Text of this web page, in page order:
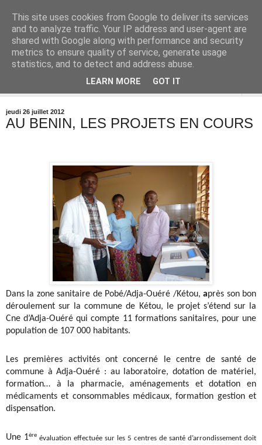
jeudi 26 juillet 2012
AU BENIN, LES PROJETS EN COURS
Dans la zone sanitaire de Pobé/Adja-Ouéré /Kétou, après son bon
déroulement sur la commune de Kétou, le projet s’étend sur la
Cne d’Adja-Ouéré qui compte 11 formations sanitaires, pour une
population de 107 000 habitants.
Les premières activités ont concerné le centre de santé de
commune à Adja-Ouéré : au laboratoire, dotation de matériel,
formation… à la pharmacie, aménagements et dotation en
médicaments et consommables médicaux, formation gestion et
dispensation.
Une 1ère évaluation effectuée sur les 5 centres de santé d’arrondissement doit
This site uses cookies from Google to deliver its services
and to analyze traffic. Your IP address and user-agent are
shared with Google along with performance and security
metrics to ensure quality of service, generate usage
statistics, and to detect and address abuse.
LEARN MORE GOT IT